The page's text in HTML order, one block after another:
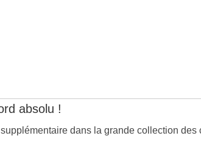
absolu !
dans la grande collection des